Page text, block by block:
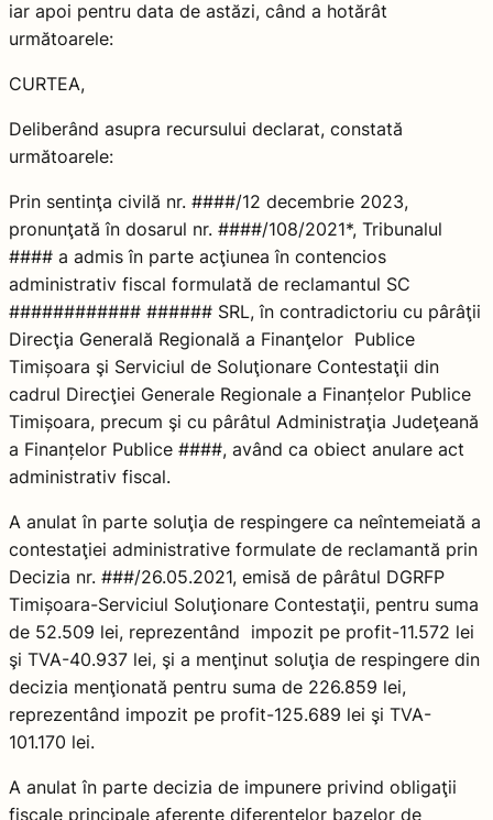
iar apoi pentru data de astăzi, când a hotărât
următoarele:
CURTEA,
Deliberând asupra recursului declarat, constată
următoarele:
Prin sentinţa civilă nr. ####/12 decembrie 2023,
pronunţată în dosarul nr. ####/108/2021*, Tribunalul
#### a admis în parte acţiunea în contencios
administrativ fiscal formulată de reclamantul SC
############ ###### SRL, în contradictoriu cu pârâţii
Direcţia Generală Regională a Finanţelor Publice
Timișoara şi Serviciul de Soluţionare Contestaţii din
cadrul Direcţiei Generale Regionale a Finanțelor Publice
Timișoara, precum şi cu pârâtul Administraţia Judeţeană
a Finanțelor Publice ####, având ca obiect anulare act
administrativ fiscal.
A anulat în parte soluţia de respingere ca neîntemeiată a
contestaţiei administrative formulate de reclamantă prin
Decizia nr. ###/26.05.2021, emisă de pârâtul DGRFP
Timișoara-Serviciul Soluţionare Contestaţii, pentru suma
de 52.509 lei, reprezentând impozit pe profit-11.572 lei
şi TVA-40.937 lei, şi a menţinut soluţia de respingere din
decizia menţionată pentru suma de 226.859 lei,
reprezentând impozit pe profit-125.689 lei şi TVA-
101.170 lei.
A anulat în parte decizia de impunere privind obligaţii
fiscale principale aferente diferenţelor bazelor de